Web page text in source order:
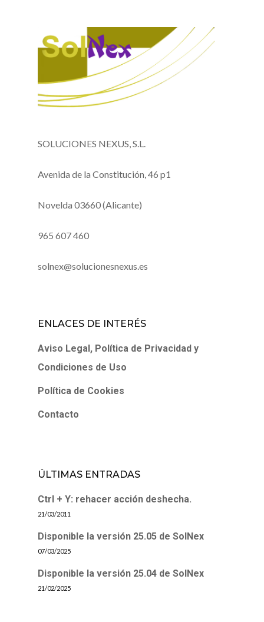
SOLUCIONES NEXUS, S.L.
Avenida de la Constitución, 46 p1
Novelda 03660 (Alicante)
965 607 460
solnex@solucionesnexus.es
ENLACES DE INTERÉS
Aviso Legal, Política de Privacidad y
Condiciones de Uso
Política de Cookies
Contacto
ÚLTIMAS ENTRADAS
Ctrl + Y: rehacer acción deshecha.
21/03/2011
Disponible la versión 25.05 de SolNex
07/03/2025
Disponible la versión 25.04 de SolNex
21/02/2025